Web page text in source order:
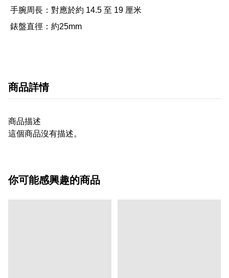
錶盤直徑：約25mm
商品詳情
商品描述
這個商品沒有描述。
你可能感興趣的商品